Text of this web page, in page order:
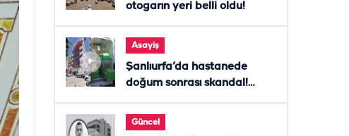
otogarın yeri belli oldu!
Asayiş
Şanlıurfa’da hastanede
doğum sonrası skandal!
Güncel